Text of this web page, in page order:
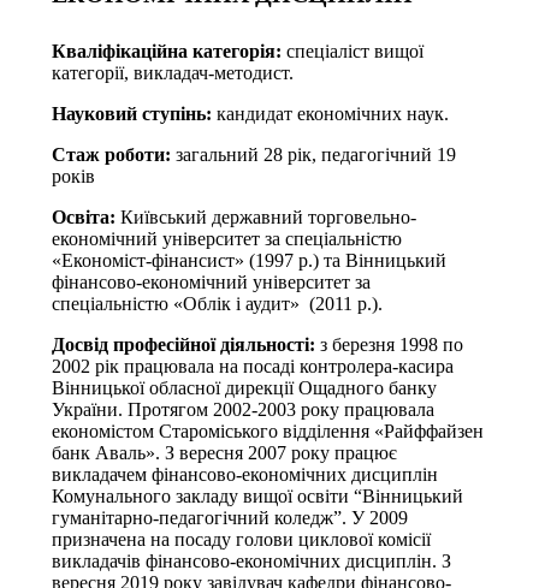
Кваліфікаційна категорія: спеціаліст вищої
категорії, викладач-методист.
Науковий ступінь: кандидат економічних наук.
Стаж роботи: загальний 28 рік, педагогічний 19
років
Освіта: Київський державний торговельно-
економічний університет за cпеціальністю
«Економіст-фінансист» (1997 р.) та Вінницький
фінансово-економічний університет за
спеціальністю «Облік і аудит» (2011 р.).
Досвід професійної діяльності: з березня 1998 по
2002 рік працювала на посаді контролера-касира
Вінницької обласної дирекції Ощадного банку
України. Протягом 2002-2003 року працювала
економістом Староміського відділення «Райффайзен
банк Аваль». З вересня 2007 року працює
викладачем фінансово-економічних дисциплін
Комунального закладу вищої освіти “Вінницький
гуманітарно-педагогічний коледж”. У 2009
призначена на посаду голови циклової комісії
викладачів фінансово-економічних дисциплін. З
вересня 2019 року завідувач кафедри фінансово-